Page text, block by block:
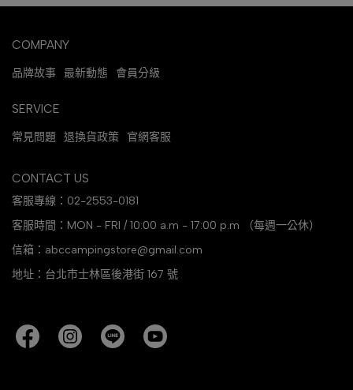
COMPANY
品牌故事 最新動態 會員分級
SERVICE
常見問題 退換貨政策 官網客服
CONTACT US
客服專線：02-2553-0181
客服時間：MON - FRI / 10:00 a.m - 17:00 p.m （每週一公休）
信箱：abccampingstore@gmail.com
地址：台北市士林區後港街 167 號